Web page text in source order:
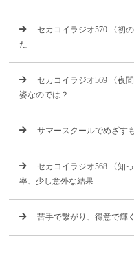
セカコイラジオ570 〈初
た
セカコイラジオ569 〈夜
姿なのでは？
サマースクールでめざす
セカコイラジオ568 〈知
率、少し意外な結果
苦手で繋がり、得意で輝く